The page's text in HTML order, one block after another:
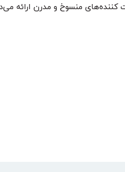
منسوخ و مدرن ارائه